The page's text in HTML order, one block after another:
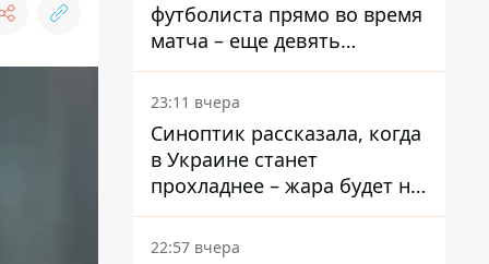
футболиста прямо во время
матча – еще девять
пострадали
23:11 вчера
Синоптик рассказала, когда
в Украине станет
прохладнее – жара будет не
долго
22:57 вчера